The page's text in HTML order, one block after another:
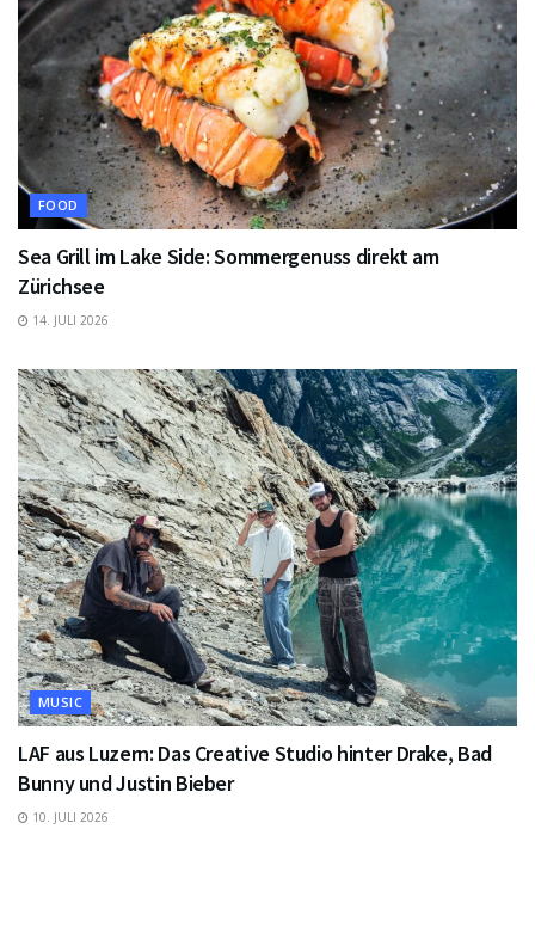
FOOD
Sea Grill im Lake Side: Sommergenuss direkt am
Zürichsee
14. JULI 2026
MUSIC
LAF aus Luzern: Das Creative Studio hinter Drake, Bad
Bunny und Justin Bieber
10. JULI 2026